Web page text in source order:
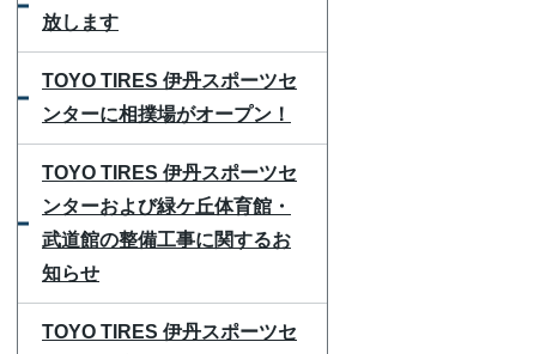
放します
TOYO TIRES 伊丹スポーツセ
ンターに相撲場がオープン！
TOYO TIRES 伊丹スポーツセ
ンターおよび緑ケ丘体育館・
武道館の整備工事に関するお
知らせ
TOYO TIRES 伊丹スポーツセ